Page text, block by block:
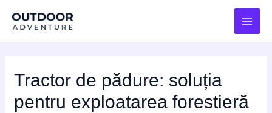
Tractor de pădure: soluția
pentru exploatarea forestieră
navigation